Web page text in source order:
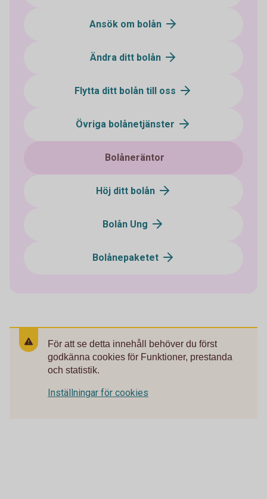
Ansök om bolån
Ändra ditt bolån
Flytta ditt bolån till oss
Övriga bolånetjänster
Bolåneräntor
Höj ditt bolån
Bolån Ung
Bolånepaketet
För att se detta innehåll behöver du först
godkänna cookies för Funktioner, prestanda
och statistik.
Inställningar för cookies